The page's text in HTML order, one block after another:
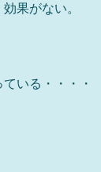
果がない。
いる・・・・